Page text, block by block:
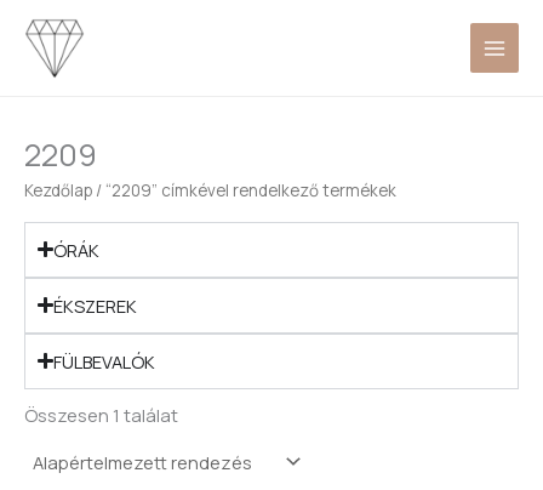
Skip
content
2209
Kezdőlap / “2209” címkével rendelkező termékek
ÓRÁK
ÉKSZEREK
FÜLBEVALÓK
Összesen 1 találat